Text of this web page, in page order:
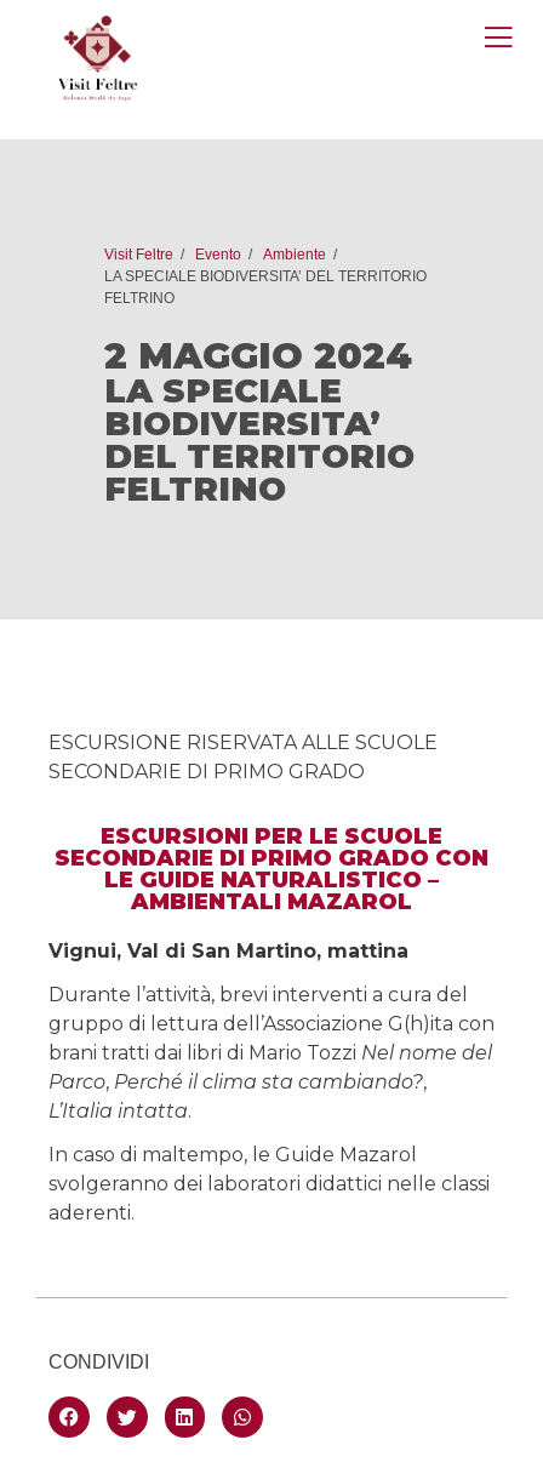
Visit Feltre Evento
Ambiente
LA SPECIALE BIODIVERSITA’ DEL TERRITORIO
FELTRINO
2 MAGGIO 2024
LA SPECIALE
BIODIVERSITA’
DEL TERRITORIO
FELTRINO
ESCURSIONE RISERVATA ALLE SCUOLE
SECONDARIE DI PRIMO GRADO
ESCURSIONI PER LE SCUOLE
SECONDARIE DI PRIMO GRADO CON
LE GUIDE NATURALISTICO –
AMBIENTALI MAZAROL
Vignui, Val di San Martino, mattina
Durante l’attività, brevi interventi a cura del
gruppo di lettura dell’Associazione G(h)ita con
brani tratti dai libri di Mario Tozzi Nel nome del
Parco, Perché il clima sta cambiando?,
L’Italia intatta.
In caso di maltempo, le Guide Mazarol
svolgeranno dei laboratori didattici nelle classi
aderenti.
CONDIVIDI